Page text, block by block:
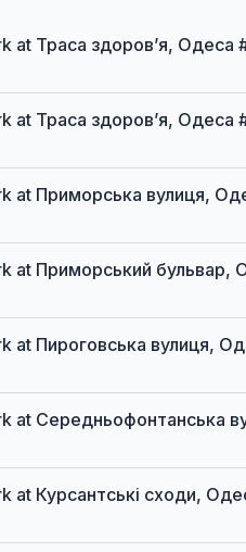
at Траса здоров’я, Одеса
at Траса здоров’я, Одеса
at Приморська вулиця,
at Приморський бульвар,
at Пироговська вулиця,
at Середньофонтанська
at Курсантські сходи,